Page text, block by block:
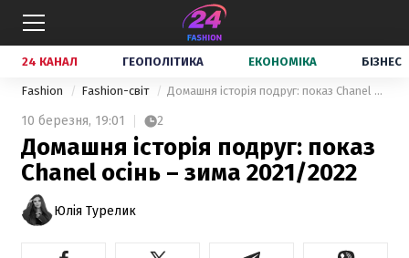
24 КАНАЛ ГЕОПОЛІТИКА ЕКОНОМІКА БІЗНЕС
Fashion Fashion-світ Домашня історія подруг: показ Chanel осінь – зима 2021/2022
10 березня, 19:01 2
Домашня історія подруг: показ
Chanel осінь – зима 2021/2022
Юлія Турелик